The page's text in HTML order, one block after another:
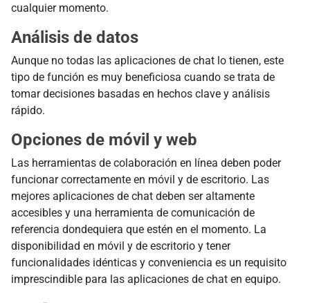
cualquier momento.
Análisis de datos
Aunque no todas las aplicaciones de chat lo tienen, este
tipo de función es muy beneficiosa cuando se trata de
tomar decisiones basadas en hechos clave y análisis
rápido.
Opciones de móvil y web
Las herramientas de colaboración en línea deben poder
funcionar correctamente en móvil y de escritorio. Las
mejores aplicaciones de chat deben ser altamente
accesibles y una herramienta de comunicación de
referencia dondequiera que estén en el momento. La
disponibilidad en móvil y de escritorio y tener
funcionalidades idénticas y conveniencia es un requisito
imprescindible para las aplicaciones de chat en equipo.